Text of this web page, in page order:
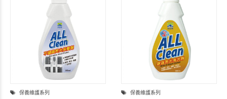
保養維護系列 保養維護系列